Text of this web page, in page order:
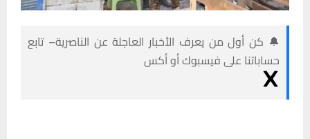
🔔 كن أول من يعرف الأخبار العاجلة عن الناصرية– تابع
حساباتنا على فيسبوك أو أكس